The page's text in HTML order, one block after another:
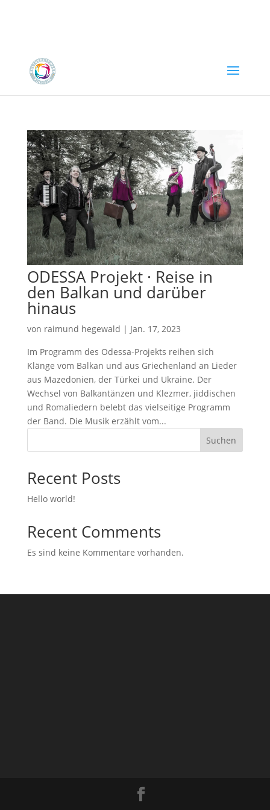
ODESSA Projekt · Reise in
den Balkan und darüber
hinaus
von raimund hegewald | Jan. 17, 2023
Im Programm des Odessa-Projekts reihen sich
Klänge vom Balkan und aus Griechenland an Lieder
aus Mazedonien, der Türkei und Ukraine. Der
Wechsel von Balkantänzen und Klezmer, jiddischen
und Romaliedern belebt das vielseitige Programm
der Band. Die Musik erzählt vom...
Suchen
Recent Posts
Hello world!
Recent Comments
Es sind keine Kommentare vorhanden.